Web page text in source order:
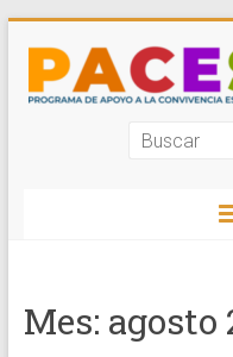
contenido
Programa
la
Mes: agosto